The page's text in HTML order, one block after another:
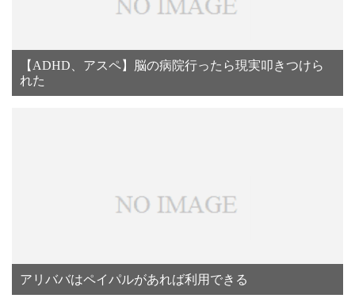
【ADHD、アスペ】脳の病院行ったら現実叩きつけら
れた
アリババはペイパルがあれば利用できる